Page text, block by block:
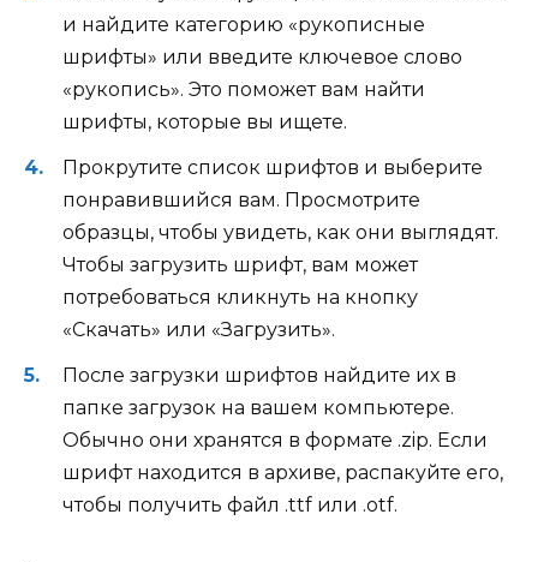
и найдите категорию «рукописные
шрифты» или введите ключевое слово
«рукопись». Это поможет вам найти
шрифты, которые вы ищете.
Прокрутите список шрифтов и выберите
понравившийся вам. Просмотрите
образцы, чтобы увидеть, как они выглядят.
Чтобы загрузить шрифт, вам может
потребоваться кликнуть на кнопку
«Скачать» или «Загрузить».
После загрузки шрифтов найдите их в
папке загрузок на вашем компьютере.
Обычно они хранятся в формате .zip. Если
шрифт находится в архиве, распакуйте его,
чтобы получить файл .ttf или .otf.